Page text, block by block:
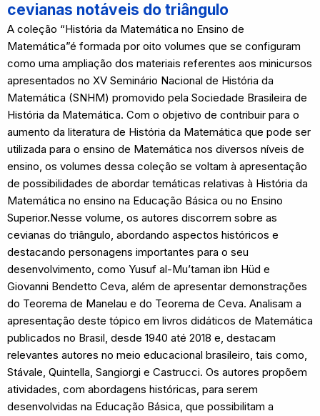
cevianas notáveis do triângulo
A coleção “História da Matemática no Ensino de
Matemática”é formada por oito volumes que se configuram
como uma ampliação dos materiais referentes aos minicursos
apresentados no XV Seminário Nacional de História da
Matemática (SNHM) promovido pela Sociedade Brasileira de
História da Matemática. Com o objetivo de contribuir para o
aumento da literatura de História da Matemática que pode ser
utilizada para o ensino de Matemática nos diversos níveis de
ensino, os volumes dessa coleção se voltam à apresentação
de possibilidades de abordar temáticas relativas à História da
Matemática no ensino na Educação Básica ou no Ensino
Superior.Nesse volume, os autores discorrem sobre as
cevianas do triângulo, abordando aspectos históricos e
destacando personagens importantes para o seu
desenvolvimento, como Yusuf al-Mu’taman ibn Hüd e
Giovanni Bendetto Ceva, além de apresentar demonstrações
do Teorema de Manelau e do Teorema de Ceva. Analisam a
apresentação deste tópico em livros didáticos de Matemática
publicados no Brasil, desde 1940 até 2018 e, destacam
relevantes autores no meio educacional brasileiro, tais como,
Stávale, Quintella, Sangiorgi e Castrucci. Os autores propõem
atividades, com abordagens históricas, para serem
desenvolvidas na Educação Básica, que possibilitam a